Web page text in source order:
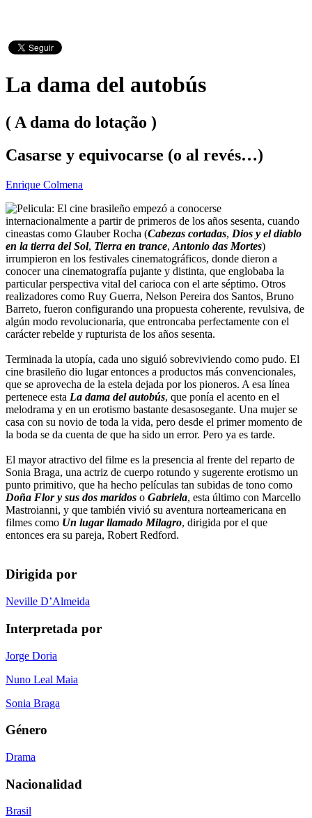
La dama del autobús
( A dama do lotação )
Casarse y equivocarse (o al revés…)
Enrique Colmena
El cine brasileño empezó a conocerse
internacionalmente a partir de primeros de los años sesenta, cuando
cineastas como Glauber Rocha (Cabezas cortadas, Dios y el diablo
en la tierra del Sol, Tierra en trance, Antonio das Mortes)
irrumpieron en los festivales cinematográficos, donde dieron a
conocer una cinematografía pujante y distinta, que englobaba la
particular perspectiva vital del carioca con el arte séptimo. Otros
realizadores como Ruy Guerra, Nelson Pereira dos Santos, Bruno
Barreto, fueron configurando una propuesta coherente, revulsiva, de
algún modo revolucionaria, que entroncaba perfectamente con el
carácter rebelde y rupturista de los años sesenta.
Terminada la utopía, cada uno siguió sobreviviendo como pudo. El
cine brasileño dio lugar entonces a productos más convencionales,
que se aprovecha de la estela dejada por los pioneros. A esa línea
pertenece esta La dama del autobús, que ponía el acento en el
melodrama y en un erotismo bastante desasosegante. Una mujer se
casa con su novio de toda la vida, pero desde el primer momento de
la boda se da cuenta de que ha sido un error. Pero ya es tarde.
El mayor atractivo del filme es la presencia al frente del reparto de
Sonia Braga, una actriz de cuerpo rotundo y sugerente erotismo un
punto primitivo, que ha hecho películas tan subidas de tono como
Doña Flor y sus dos maridos o Gabriela, esta último con Marcello
Mastroianni, y que también vivió su aventura norteamericana en
filmes como Un lugar llamado Milagro, dirigida por el que
entonces era su pareja, Robert Redford.
Dirigida por
Neville D’Almeida
Interpretada por
Jorge Doria
Nuno Leal Maia
Sonia Braga
Género
Drama
Nacionalidad
Brasil